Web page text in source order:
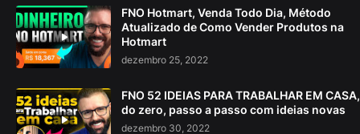
FNO Hotmart, Venda Todo Dia, Método
Atualizado de Como Vender Produtos na
Hotmart
dezembro 25, 2022
FNO 52 IDEIAS PARA TRABALHAR EM CASA,
do zero, passo a passo com ideias novas
dezembro 30, 2022